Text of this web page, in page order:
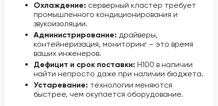
Охлаждение: серверный кластер требует
промышленного кондиционирования и
звукоизоляции.
Администрирование: драйверы,
контейнеризация, мониторинг – это время
ваших инженеров.
Дефицит и срок поставки: H100 в наличии
найти непросто даже при наличии бюджета.
Устаревание: технологии меняются
быстрее, чем окупается оборудование.